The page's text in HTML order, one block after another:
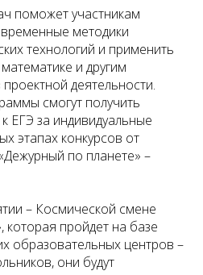
поможет участникам
методики
технологий и применить
и другим
деятельности.
смогут получить
ЕГЭ за индивидуальные
этапах конкурсов от
по планете» –
– Космической смене
пройдет на базе
образовательных центров –
они будут